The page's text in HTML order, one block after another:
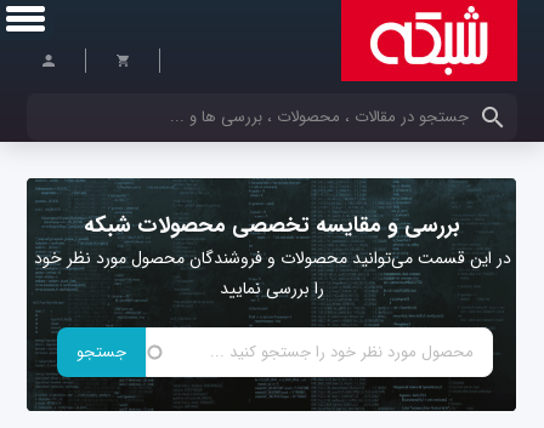
کلمات کلیدی خود را وارد کنید
بررسی و مقایسه تخصصی محصولات شبکه
در این قسمت می‌توانید محصولات و فروشندگان محصول مورد نظر خود
را بررسی نمایید